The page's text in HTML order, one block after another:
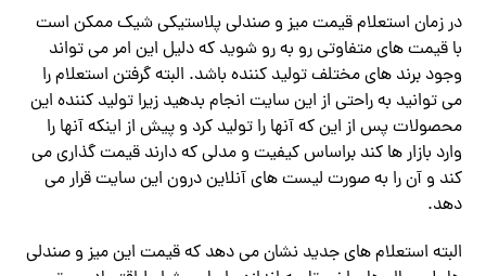
در زمان استعلام قیمت میز و صندلی پلاستیکی شیک ممکن است
با قیمت های متفاوتی رو به رو شوید که دلیل این امر می تواند
وجود برند های مختلف تولید کننده باشد. البته گرفتن استعلام را
می توانید به راحتی از این سایت انجام بدهید زیرا تولید کننده این
محصولات پس از این که آنها را تولید کرد و پیش از اینکه آنها را
وارد بازار ها کند براساس کیفیت و مدلی که دارند قیمت گذاری می
کند و آن را به صورت لیست های آنلاین درون این سایت قرار می
دهد.
البته استعلام های جدید نشان می دهد که قیمت این میز و صندلی